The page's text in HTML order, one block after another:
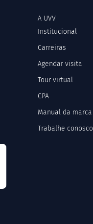
A UVV
Institucional
Carreiras
Agendar visita
Tour virtual
CPA
Manual da marca
Trabalhe conosco